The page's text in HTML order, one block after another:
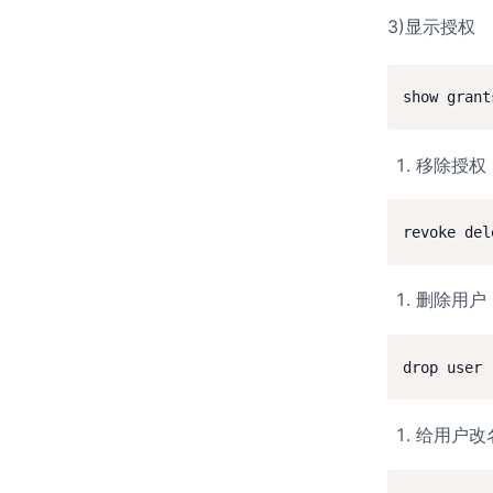
3)显示授权
移除授权
删除用户
给用户改